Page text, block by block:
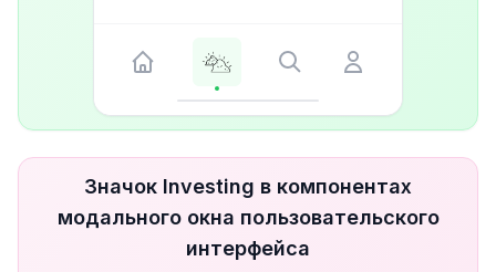
Значок Investing в компонентах
модального окна пользовательского
интерфейса